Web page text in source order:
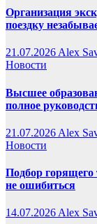
Организация
поездку
21.07.2026 Alex
Новости
Высшее
полное
21.07.2026 Alex
Новости
Подбор горящего
не ошибиться
14.07.2026 Alex